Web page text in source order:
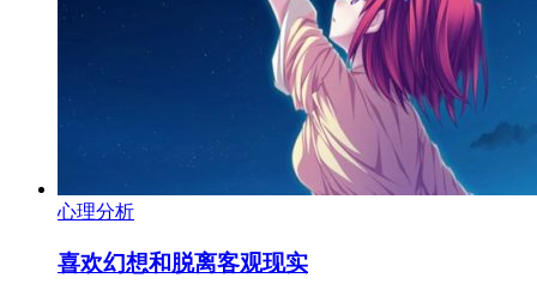
心理分析
喜欢幻想和脱离客观现实